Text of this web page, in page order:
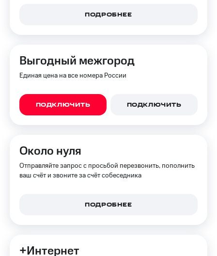
Планшеты
Акции
и
скидки
ПОДРОБНЕЕ
Выгодный межгород
Единая цена на все номера России
ПОДКЛЮЧИТЬ ПОДКЛЮЧИТЬ
Около нуля
Отправляйте запрос с просьбой перезвонить, пополнить
ваш счёт и звоните за счёт собеседника
ПОДРОБНЕЕ
+Интернет